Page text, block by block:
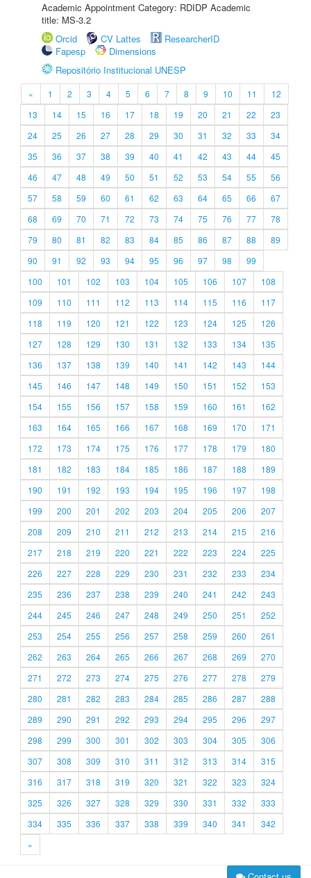
Academic Appointment Category: RDIDP Academic
title: MS-3.2
Orcid
CV Lattes
ResearcherID
Fapesp
Dimensions
Repositório Institucional UNESP
« 1 2 3 4 5 6 7 8 9 10 11
12
13
14 15 16 17 18 19 20 21 22
23
24
25 26 27 28 29 30 31 32 33
34
35
36 37 38 39 40 41 42 43 44
45
46
47 48 49 50 51 52 53 54 55
56
57
58 59 60 61 62 63 64 65 66
67
68
69 70 71 72 73 74 75 76 77
78
79
80 81 82 83 84 85 86 87 88
89
90
91 92 93 94 95 96 97 98
99
100
101 102 103 104 105 106 107
108
109
110 111 112 113 114 115 116
117
118
119 120 121 122 123 124 125
126
127
128 129 130 131 132 133 134
135
136
137 138 139 140 141 142 143
144
145
146 147 148 149 150 151 152
153
154
155 156 157 158 159 160 161
162
163
164 165 166 167 168 169 170
171
172
173 174 175 176 177 178 179
180
181
182 183 184 185 186 187 188
189
190
191 192 193 194 195 196 197
198
199
200 201 202 203 204 205 206
207
208
209 210 211 212 213 214 215
216
217
218 219 220 221 222 223 224
225
226
227 228 229 230 231 232 233
234
235
236 237 238 239 240 241 242
243
244
245 246 247 248 249 250 251
252
253
254 255 256 257 258 259 260
261
262
263 264 265 266 267 268 269
270
271
272 273 274 275 276 277 278
279
280
281 282 283 284 285 286 287
288
289
290 291 292 293 294 295 296
297
298
299 300 301 302 303 304 305
306
307
308 309 310 311 312 313 314
315
316
317 318 319 320 321 322 323
324
325
326 327 328 329 330 331 332
333
334
335 336 337 338 339 340 341
342
»